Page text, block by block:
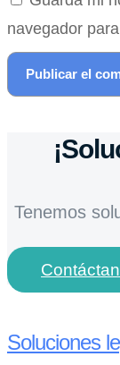
navegador
Tenemos
Soluciones